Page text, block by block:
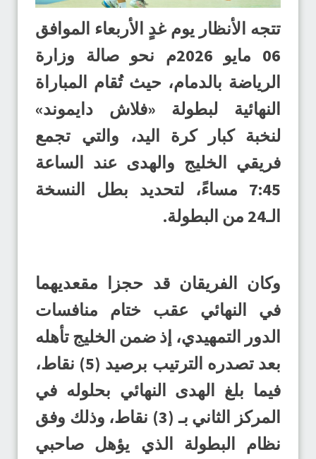
تتجه الأنظار يوم غدٍ الأربعاء الموافق
06 مايو 2026م نحو صالة وزارة
الرياضة بالدمام، حيث تُقام المباراة
النهائية لبطولة «فلاش دايموند»
لنخبة كبار كرة اليد، والتي تجمع
فريقي الخليج والهدى عند الساعة
7:45 مساءً، لتحديد بطل النسخة
الـ24 من البطولة.
وكان الفريقان قد حجزا مقعديهما
في النهائي عقب ختام منافسات
الدور التمهيدي، إذ ضمن الخليج تأهله
بعد تصدره الترتيب برصيد (5) نقاط،
فيما بلغ الهدى النهائي بحلوله في
المركز الثاني بـ (3) نقاط، وذلك وفق
نظام البطولة الذي يؤهل صاحبي